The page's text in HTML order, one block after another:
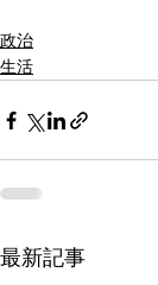
政治
生活
最新記事